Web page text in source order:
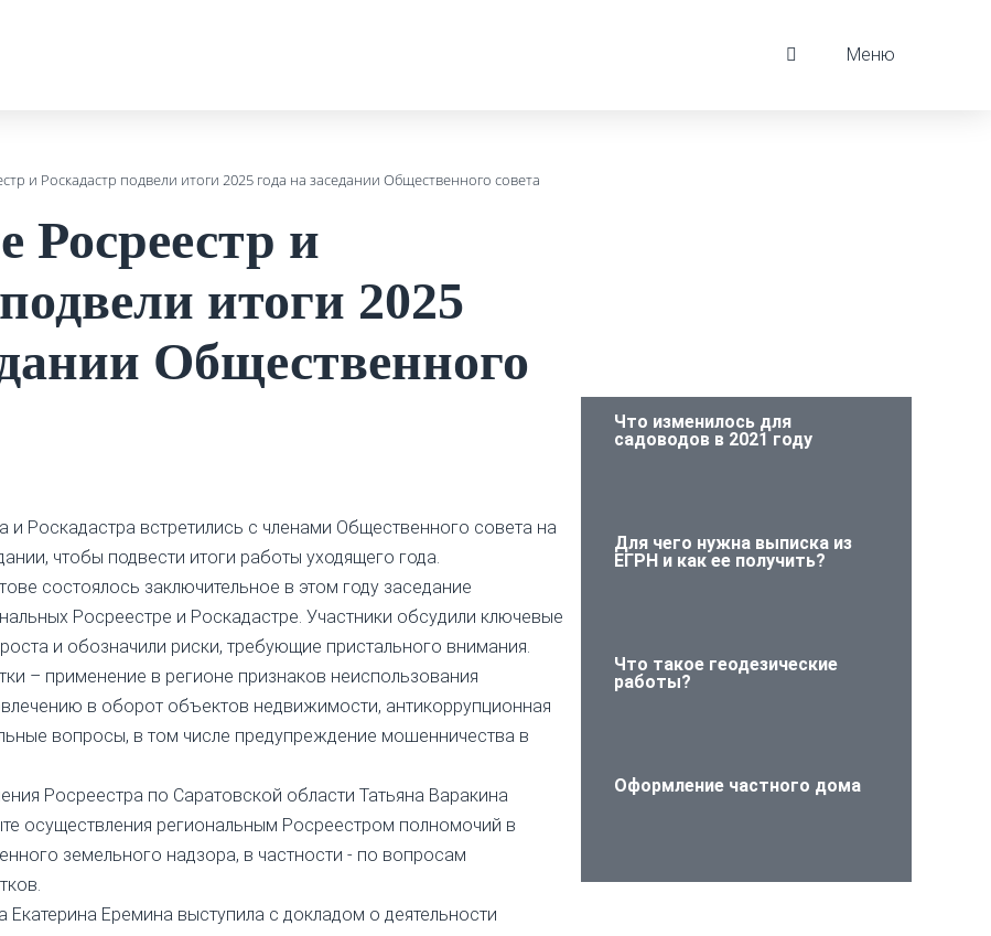
Меню
и Роскадастр подвели итоги 2025 года на заседании Общественного совета
Росреестр и
итоги 2025
Общественного
и Роскадастра встретились с членами Общественного совета на
чтобы подвести итоги работы уходящего года.
состоялось заключительное в этом году заседание
Росреестре и Роскадастре. Участники обсудили ключевые
и обозначили риски, требующие пристального внимания.
– применение в регионе признаков неиспользования
в оборот объектов недвижимости, антикоррупционная
вопросы, в том числе предупреждение мошенничества в
Росреестра по Саратовской области Татьяна Варакина
осуществления региональным Росреестром полномочий в
земельного надзора, в частности - по вопросам
Екатерина Еремина выступила с докладом о деятельности
Что изменилось для
садоводов в 2021 году
Для чего нужна выписка из
ЕГРН и как ее получить?
Что такое геодезические
работы?
Оформление частного дома